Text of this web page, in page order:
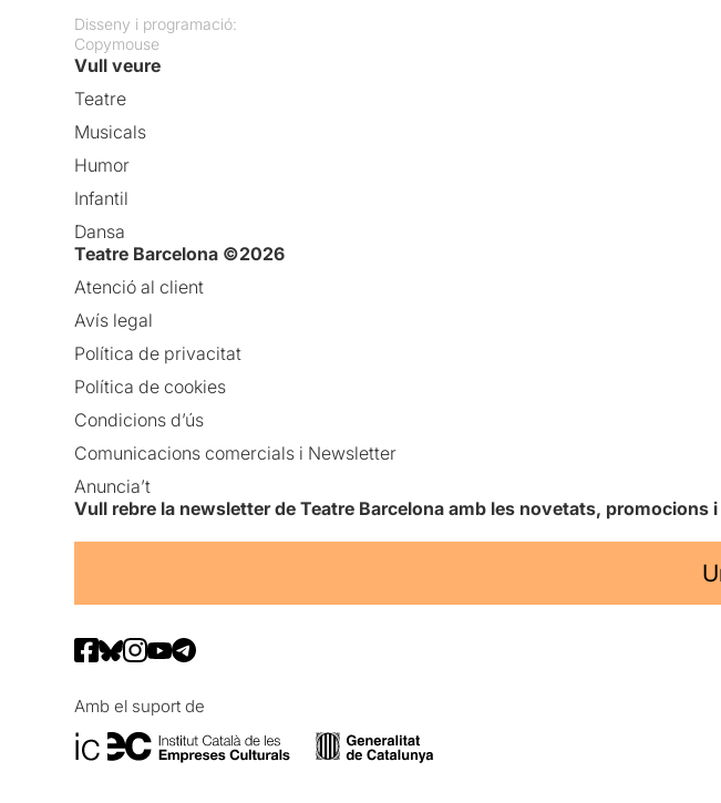
Disseny i programació:
Copymouse
Vull veure
Teatre
Musicals
Humor
Infantil
Dansa
Teatre Barcelona ©2026
Atenció al client
Avís legal
Política de privacitat
Política de cookies
Condicions d’ús
Comunicacions comercials i Newsletter
Anuncia’t
Vull rebre la newsletter de Teatre Barcelona amb les novetats, promocions
Amb el suport de